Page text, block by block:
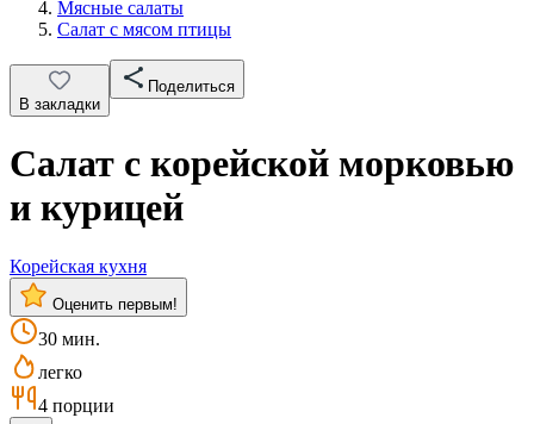
Мясные салаты
Салат с мясом птицы
В закладки
Поделиться
Салат с корейской морковью
и курицей
Корейская кухня
Оценить первым!
30 мин.
легко
4 порции